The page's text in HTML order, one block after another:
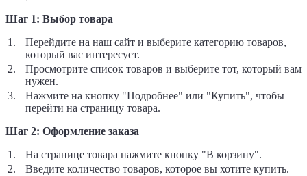
Шаг 1: Выбор товара
Перейдите на наш сайт и выберите категорию товаров,
который вас интересует.
Просмотрите список товаров и выберите тот, который вам
нужен.
Нажмите на кнопку "Подробнее" или "Купить", чтобы
перейти на страницу товара.
Шаг 2: Оформление заказа
На странице товара нажмите кнопку "В корзину".
Введите количество товаров, которое вы хотите купить.